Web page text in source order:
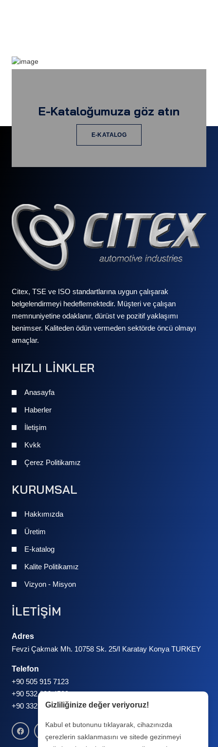
Gizliliğinize değer veriyoruz!
Kabul et butonunu tıklayarak, cihazınızda
çerezlerin saklanmasını ve sitede gezinmeyi
E-Kataloğumuza göz atın
E-KATALOG
Citex, TSE ve ISO standartlarına uygun çalışarak
belgelendirmeyi hedeflemektedir. Müşteri ve çalışan
memnuniyetine odaklanır, dürüst ve pozitif yaklaşımı
benimser. Kaliteden ödün vermeden sektörde öncü olmayı
amaçlar.
HIZLI LİNKLER
Anasayfa
Haberler
İletişim
Kvkk
Çerez Politikamız
KURUMSAL
Hakkımızda
Üretim
E-katalog
Kalite Politikamız
Vizyon - Misyon
İLETİŞİM
Adres
Fevzi Çakmak Mh. 10758 Sk. 25/I Karatay Konya TURKEY
Telefon
+90 505 915 7123
+90 532 606 4538
+90 332 248 6767